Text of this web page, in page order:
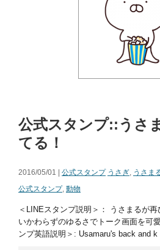
公式スタンプ::うさ
てる！
2016/05/01 | 公式スタンプ うさぎ, うさま
公式スタンプ, 動物
＜LINEスタンプ説明＞： うさまるが
いかわらずのゆるさでトーク画面を可
ンプ英語説明＞: Usamaru's back and k